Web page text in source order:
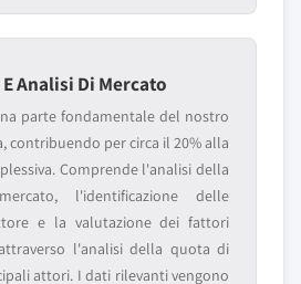
Analisi Di Mercato
parte fondamentale del nostro
contribuendo per circa il 20% alla
Comprende l'analisi della
l'identificazione delle
e la valutazione dei fattori
l'analisi della quota di
attori. I dati rilevanti vengono